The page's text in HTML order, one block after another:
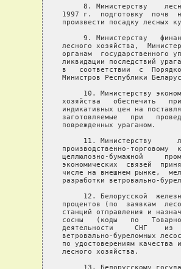
8. Министерству
1997 г.  подготовку  почв
произвести посадку лесных
9. Министерству
лесного хозяйства,
органам  государственного
ликвидации последствий
в   соответствии  с
Министров Республики
10. Министерству
хозяйства   обеспечить
индикативных цен на
заготовляемые   при
поврежденных ураганом.
11. Министерству
производственно-торговому
целлюлозно-бумажной
экономических  связей
числе на внешнем рынке,
разработки ветровально-
12. Белорусской
процентов (по  заявкам
станций отправления и
сосны   (коды   по
деятельности     СНГ
ветровально-буреломных
по удостоверениям качества
лесного хозяйства.
13. Белорусскому